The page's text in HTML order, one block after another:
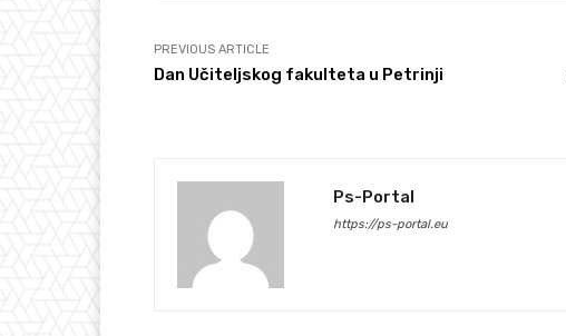
PREVIOUS ARTICLE
Dan Učiteljskog fakulteta u Petrinji
Ps-Portal
https://ps-portal.eu